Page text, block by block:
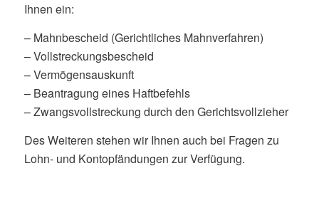
Ihnen ein:
– Mahnbescheid (Gerichtliches Mahnverfahren)
– Vollstreckungsbescheid
– Vermögensauskunft
– Beantragung eines Haftbefehls
– Zwangsvollstreckung durch den Gerichtsvollzieher
Des Weiteren stehen wir Ihnen auch bei Fragen zu
Lohn- und Kontopfändungen zur Verfügung.